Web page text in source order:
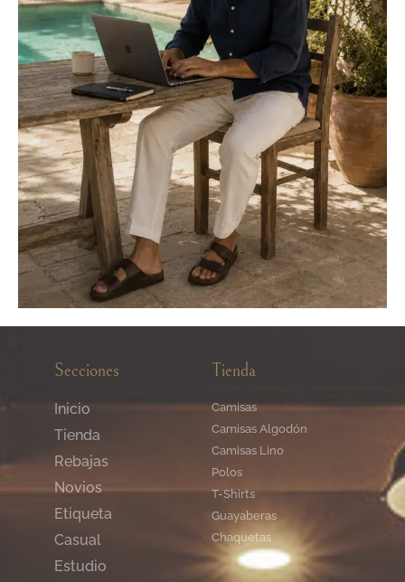
Secciones
Inicio
Tienda
Rebajas
Novios
Etiqueta
Casual
Estudio
Tienda
Camisas
Camisas Algodón
Camisas Lino
Polos
T-Shirts
Guayaberas
Chaquetas